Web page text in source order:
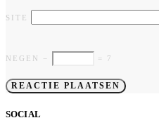
SITE
NEGEN − = 7
SOCIAL